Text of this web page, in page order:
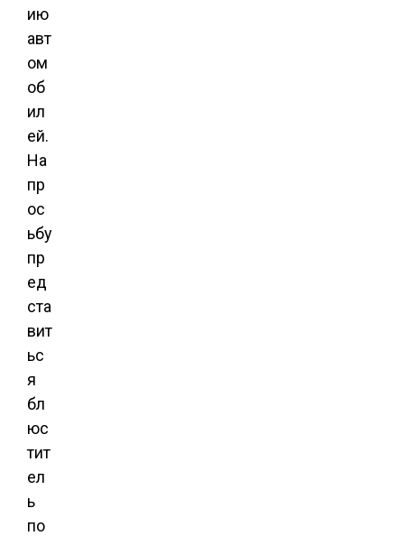
ию
авт
ом
об
ил
ей.
На
пр
ос
ьбу
пр
ед
ста
вит
ьс
я
бл
юс
тит
ел
ь
по